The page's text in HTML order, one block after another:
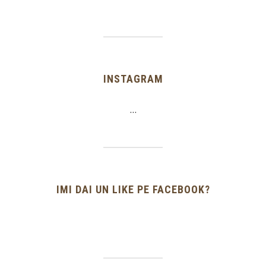
INSTAGRAM
…
IMI DAI UN LIKE PE FACEBOOK?